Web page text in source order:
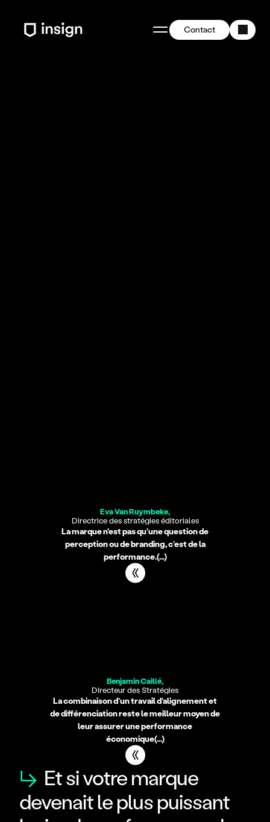
Contact
Eva Van Ruymbeke,
Directrice des stratégies éditoriales
La marque n'est pas qu’une question de
perception ou de branding, c’est de la
performance.(...)
Benjamin Caillé,
Directeur des Stratégies
La combinaison d’un travail d’alignement et
de différenciation reste le meilleur moyen de
leur assurer une performance
économique(...)
↳ Et si votre marque
devenait le plus puissant